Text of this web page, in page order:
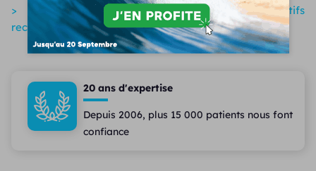
> Découvrez le prix de nos appareils auditifs
rechargeables
20 ans d'expertise
Depuis 2006, plus 15 000 patients nous font
confiance